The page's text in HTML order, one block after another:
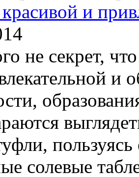
и
не секрет,
и
пользуясь